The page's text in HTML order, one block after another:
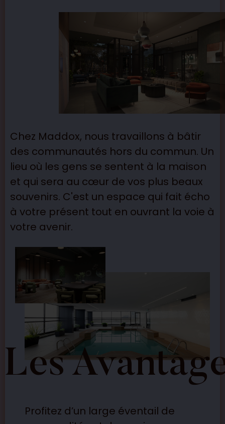
Chez Maddox, nous travaillons à bâtir
des communautés hors du commun. Un
lieu où les gens se sentent à la maison
et qui sera au cœur de vos plus beaux
souvenirs. C'est un espace qui fait écho
à votre présent tout en ouvrant la voie à
votre avenir.
Les
Profitez d’un large éventail de